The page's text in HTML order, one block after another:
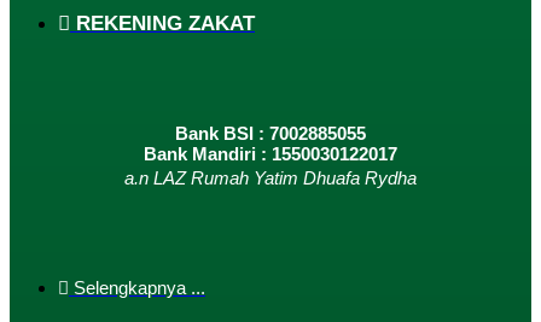
REKENING ZAKAT
Bank BSI : 7002885055
Bank Mandiri : 1550030122017
a.n LAZ Rumah Yatim Dhuafa Rydha
Selengkapnya ...